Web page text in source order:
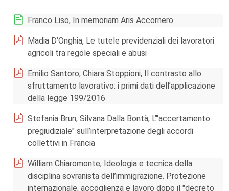
Franco Liso, In memoriam Aris Accornero
Madia D’Onghia, Le tutele previdenziali dei lavoratori
agricoli tra regole speciali e abusi
Emilio Santoro, Chiara Stoppioni, Il contrasto allo
sfruttamento lavorativo: i primi dati dell’applicazione
della legge 199/2016
Stefania Brun, Silvana Dalla Bontà, L’"accertamento
pregiudiziale" sull’interpretazione degli accordi
collettivi in Francia
William Chiaromonte, Ideologia e tecnica della
disciplina sovranista dell’immigrazione. Protezione
internazionale, accoglienza e lavoro dopo il "decreto